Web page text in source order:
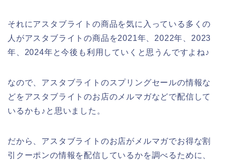
それにアスタブライトの商品を気に入っている多くの
人がアスタブライトの商品を2021年、2022年、2023
年、2024年と今後も利用していくと思うんですよね♪
なので、アスタブライトのスプリングセールの情報な
どをアスタブライトのお店のメルマガなどで配信して
いるかも♪と思いました。
だから、アスタブライトのお店がメルマガでお得な割
引クーポンの情報を配信しているかを調べるために、